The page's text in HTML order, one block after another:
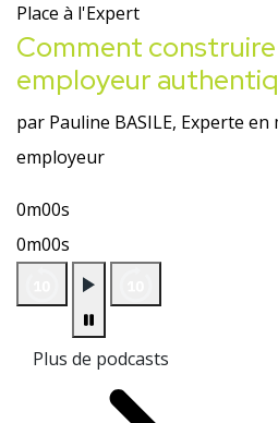
Place à l'Expert
Comment
employeur
par Pauline BASILE, Experte
employeur
0m00s
0m00s
Plus de podcasts